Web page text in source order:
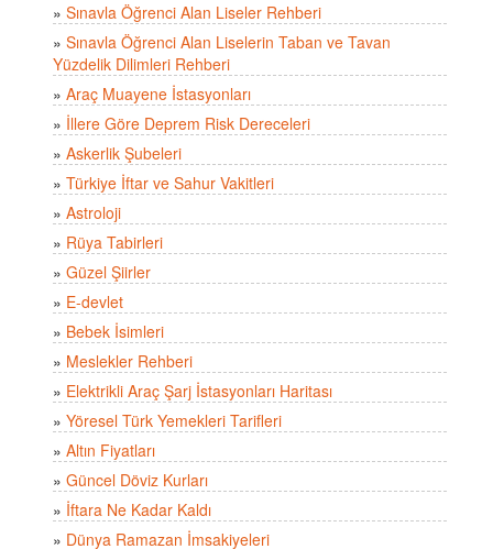
» Sınavla Öğrenci Alan Liseler Rehberi
» Sınavla Öğrenci Alan Liselerin Taban ve Tavan
Yüzdelik Dilimleri Rehberi
» Araç Muayene İstasyonları
» İllere Göre Deprem Risk Dereceleri
» Askerlik Şubeleri
» Türkiye İftar ve Sahur Vakitleri
» Astroloji
» Rüya Tabirleri
» Güzel Şiirler
» E-devlet
» Bebek İsimleri
» Meslekler Rehberi
» Elektrikli Araç Şarj İstasyonları Haritası
» Yöresel Türk Yemekleri Tarifleri
» Altın Fiyatları
» Güncel Döviz Kurları
» İftara Ne Kadar Kaldı
» Dünya Ramazan İmsakiyeleri